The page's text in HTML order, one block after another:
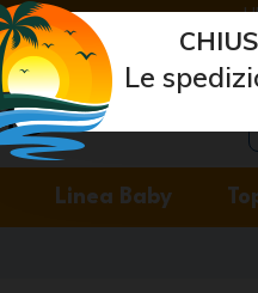
Linea Baby
Le